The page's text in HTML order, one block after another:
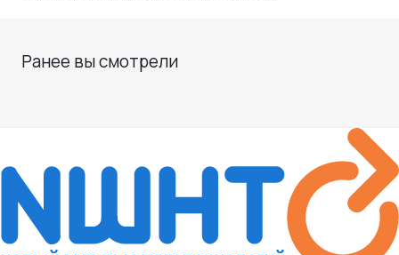
Ранее вы смотрели